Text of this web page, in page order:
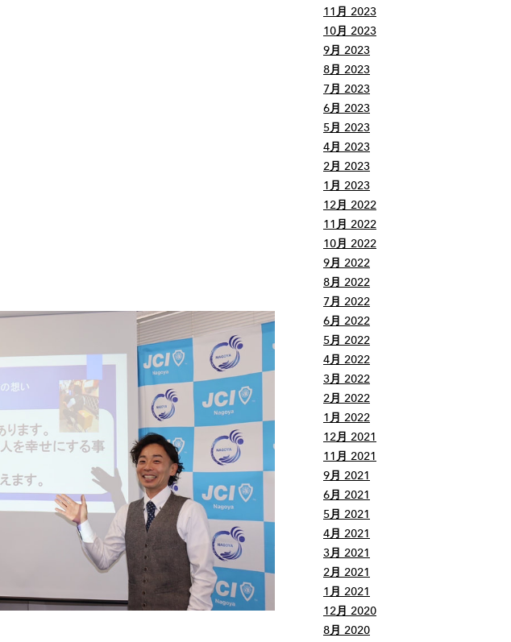
11月 2023
10月 2023
9月 2023
8月 2023
7月 2023
6月 2023
5月 2023
4月 2023
2月 2023
1月 2023
12月 2022
11月 2022
10月 2022
9月 2022
8月 2022
7月 2022
6月 2022
5月 2022
4月 2022
3月 2022
2月 2022
1月 2022
12月 2021
11月 2021
9月 2021
6月 2021
5月 2021
4月 2021
3月 2021
2月 2021
1月 2021
12月 2020
8月 2020